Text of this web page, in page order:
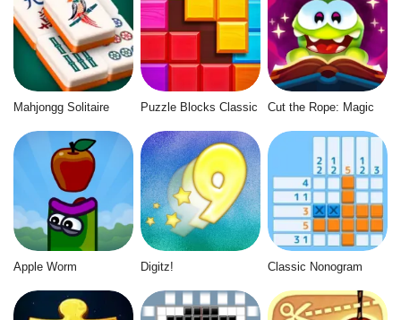
Mahjongg Solitaire Puzzle Blocks Classic Cut the Rope: Magic
Apple Worm Digitz! Classic Nonogram